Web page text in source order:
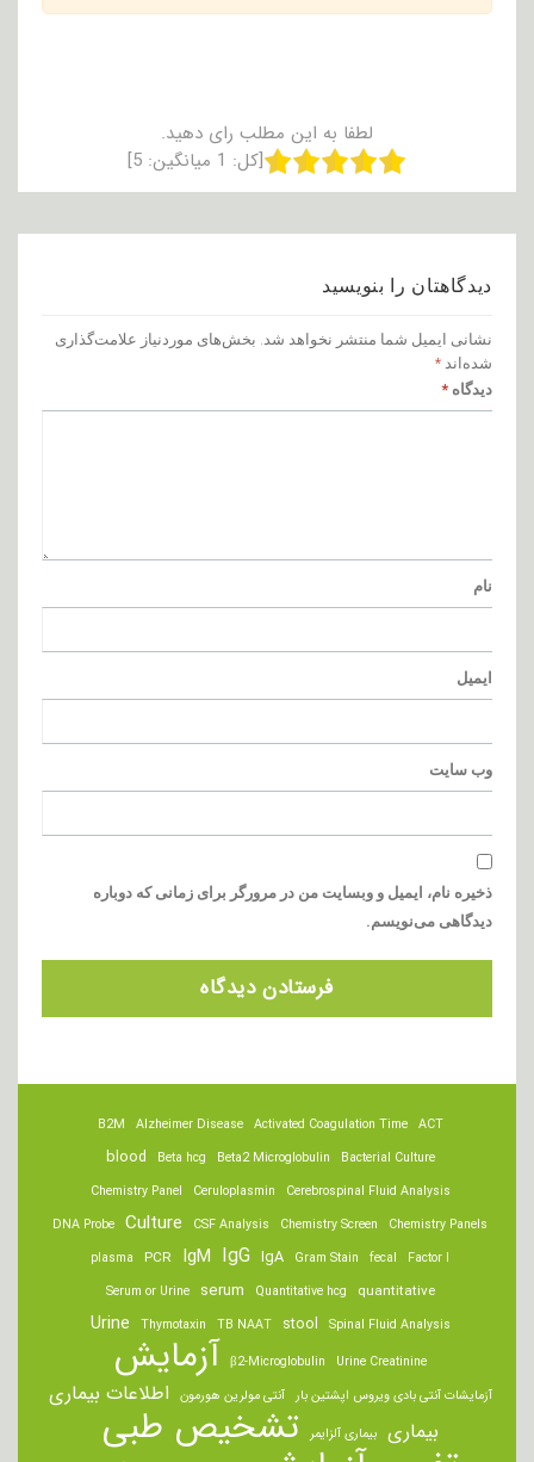
لطفا به این مطلب رای دهید.
[کل: 1 میانگین: 5
]
دیدگاهتان را بنویسید
نشانی ایمیل شما منتشر نخواهد شد. بخش‌های موردنیاز علامت‌گذاری
شده‌اند *
دیدگاه *
نام
ایمیل
وب‌ سایت
ذخیره نام، ایمیل و وبسایت من در مرورگر برای زمانی که دوباره
دیدگاهی می‌نویسم.
ACT
Activated Coagulation Time
Alzheimer Disease
B2M
Bacterial Culture
Beta2 Microglobulin
Beta hcg
blood
Cerebrospinal Fluid Analysis
Ceruloplasmin
Chemistry Panel
Chemistry Panels
Chemistry Screen
CSF Analysis
Culture
DNA Probe
Factor I
fecal
Gram Stain
IgA
IgG
IgM
PCR
plasma
quantitative
Quantitative hcg
serum
Serum or Urine
Spinal Fluid Analysis
stool
TB NAAT
Thymotaxin
Urine
Urine Creatinine
β2-Microglobulin آزمایش
آزمایشات آنتی بادی ویروس اپشتین بار آنتی مولرین هورمون اطلاعات بیماری
بیماری بیماری آلزایمر تشخیص طبی